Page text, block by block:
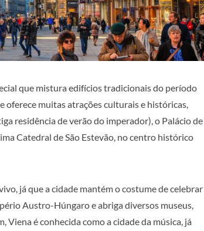
que mistura edifícios tradicionais do período
oferece muitas atrações culturais e históricas,
residência de verão do imperador), o Palácio de
Catedral de São Estevão, no centro histórico
já que a cidade mantém o costume de celebrar
Austro-Húngaro e abriga diversos museus,
Viena é conhecida como a cidade da música, já